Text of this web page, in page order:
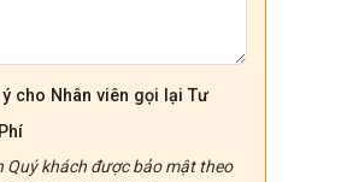
cho Nhân viên gọi lại Tư
Quý khách được bảo mật theo